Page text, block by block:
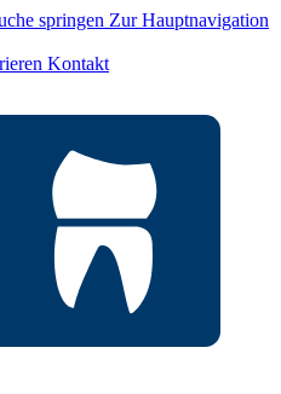
springen Zur Hauptnavigation
Kontakt